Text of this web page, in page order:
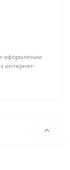
оформлении
интернет-